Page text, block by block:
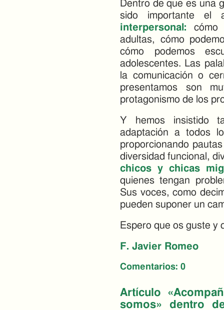
Dentro de que es una
sido importante
interpersonal: cómo
adultas, cómo
cómo podemos
adolescentes. Las
la comunicación o
presentamos son
protagonismo de los
Y hemos insistido
adaptación a todos
proporcionando
diversidad funcional,
chicos y chicas
quienes tengan
Sus voces, como
pueden suponer un
Espero que os guste y
F. Javier Romeo
Comentarios: 0
Artículo
somos» dentro